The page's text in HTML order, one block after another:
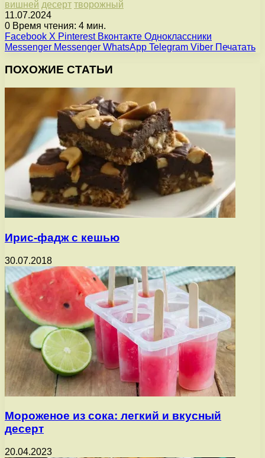
вишней десерт творожный
11.07.2024
0 Время чтения: 4 мин.
Facebook X Pinterest Вконтакте Одноклассники
Messenger Messenger WhatsApp Telegram Viber Печатать
ПОХОЖИЕ СТАТЬИ
Ирис-фадж с кешью
30.07.2018
Мороженое из сока: легкий и вкусный
десерт
20.04.2023